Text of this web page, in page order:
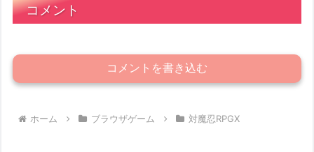
コメント
コメントを書き込む
ホーム ブラウザゲーム 対魔忍RPGX